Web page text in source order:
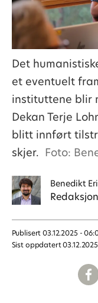
Det
et eventuelt
instituttene blir
Dekan Terje
blitt innført
skjer. Foto:
Benedikt
Publisert
03.12.2025 -
Sist oppdatert